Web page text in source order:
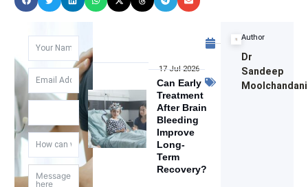
17 Jul 2026
Can Early
Treatment
After Brain
Bleeding
Improve
Long-
Term
Recovery?
12,
2026
Neurology
Author
Dr
Sandeep
Moolchandani